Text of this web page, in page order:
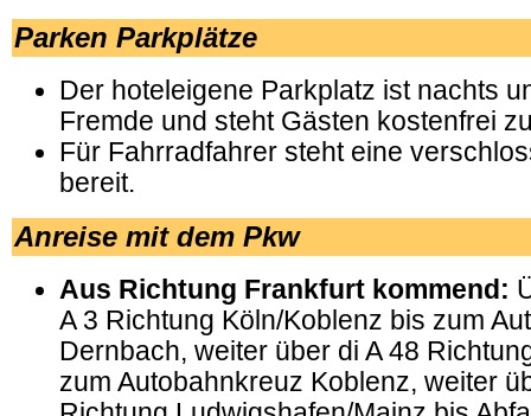
Parken Parkplätze
Der hoteleigene Parkplatz ist nachts
Fremde und steht Gästen kostenfrei
Für Fahrradfahrer steht eine
bereit.
Anreise mit dem Pkw
Aus Richtung Frankfurt kommend:
A 3 Richtung Köln/Koblenz bis zum
Dernbach, weiter über di A 48
zum Autobahnkreuz Koblenz, weiter